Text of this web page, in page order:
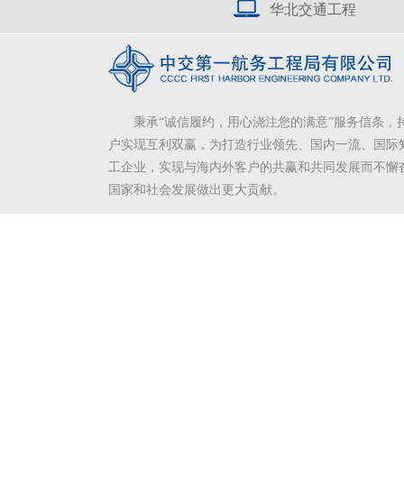
华北交通工程
秉承“诚信履约，用心浇注您的满意”服务信条，
户实现互利双赢，为打造行业领先、国内一流、国际
工企业，实现与海内外客户的共赢和共同发展而不懈
国家和社会发展做出更大贡献。